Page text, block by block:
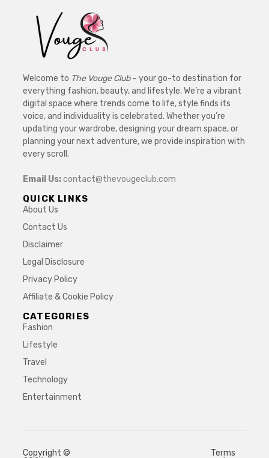
Welcome to The Vouge Club– your go-to destination for
everything fashion, beauty, and lifestyle. We’re a vibrant
digital space where trends come to life, style finds its
voice, and individuality is celebrated. Whether you’re
updating your wardrobe, designing your dream space, or
planning your next adventure, we provide inspiration with
every scroll.
Email Us:contact@thevougeclub.com
QUICK LINKS
About Us
Contact Us
Disclaimer
Legal Disclosure
Privacy Policy
Affiliate & Cookie Policy
CATEGORIES
Fashion
Lifestyle
Travel
Technology
Entertainment
Copyright ©
Terms